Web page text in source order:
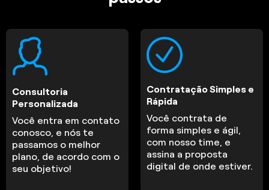
Consultoria
Personalizada
Você entra em contato
conosco, e nós te
passamos o melhor
plano, de acordo com o
seu objetivo!
Contratação Simples e
Rápida
Você contrata de
forma simples e ágil,
com nosso time, e
assina a proposta
digital de onde estiver.